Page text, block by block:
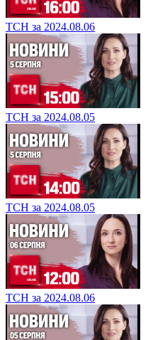
ТСН за 2024.08.06
ТСН за 2024.08.05
ТСН за 2024.08.05
ТСН за 2024.08.06